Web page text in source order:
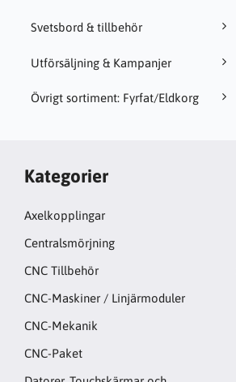
Svetsbord & tillbehör
Utförsäljning & Kampanjer
Övrigt sortiment: Fyrfat/Eldkorg
Kategorier
Axelkopplingar
Centralsmörjning
CNC Tillbehör
CNC-Maskiner / Linjärmoduler
CNC-Mekanik
CNC-Paket